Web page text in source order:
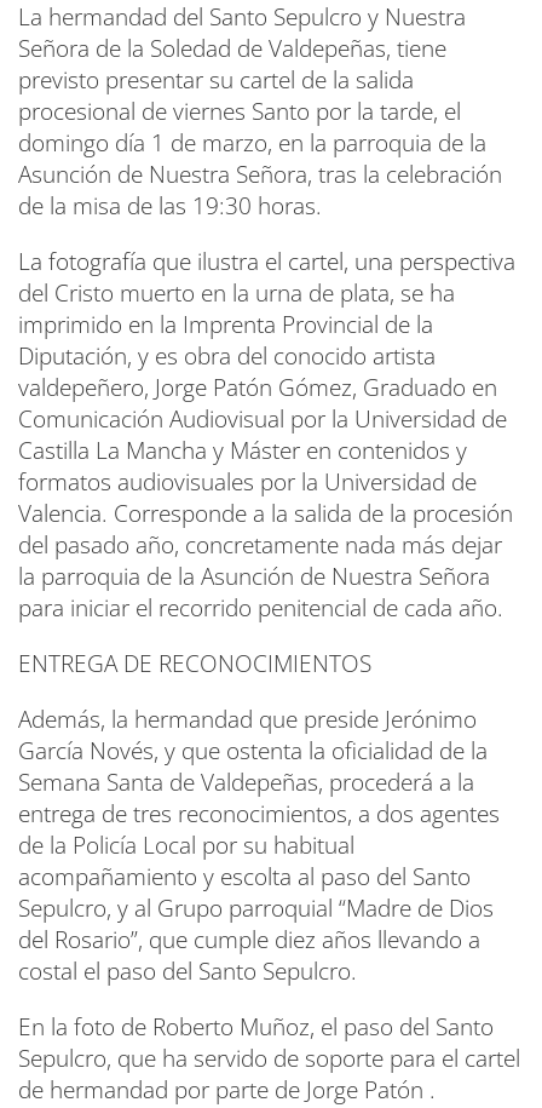
La hermandad del Santo Sepulcro y Nuestra
Señora de la Soledad de Valdepeñas, tiene
previsto presentar su cartel de la salida
procesional de viernes Santo por la tarde, el
domingo día 1 de marzo, en la parroquia de la
Asunción de Nuestra Señora, tras la celebración
de la misa de las 19:30 horas.
La fotografía que ilustra el cartel, una perspectiva
del Cristo muerto en la urna de plata, se ha
imprimido en la Imprenta Provincial de la
Diputación, y es obra del conocido artista
valdepeñero, Jorge Patón Gómez, Graduado en
Comunicación Audiovisual por la Universidad de
Castilla La Mancha y Máster en contenidos y
formatos audiovisuales por la Universidad de
Valencia. Corresponde a la salida de la procesión
del pasado año, concretamente nada más dejar
la parroquia de la Asunción de Nuestra Señora
para iniciar el recorrido penitencial de cada año.
ENTREGA DE RECONOCIMIENTOS
Además, la hermandad que preside Jerónimo
García Novés, y que ostenta la oficialidad de la
Semana Santa de Valdepeñas, procederá a la
entrega de tres reconocimientos, a dos agentes
de la Policía Local por su habitual
acompañamiento y escolta al paso del Santo
Sepulcro, y al Grupo parroquial “Madre de Dios
del Rosario”, que cumple diez años llevando a
costal el paso del Santo Sepulcro.
En la foto de Roberto Muñoz, el paso del Santo
Sepulcro, que ha servido de soporte para el cartel
de hermandad por parte de Jorge Patón .